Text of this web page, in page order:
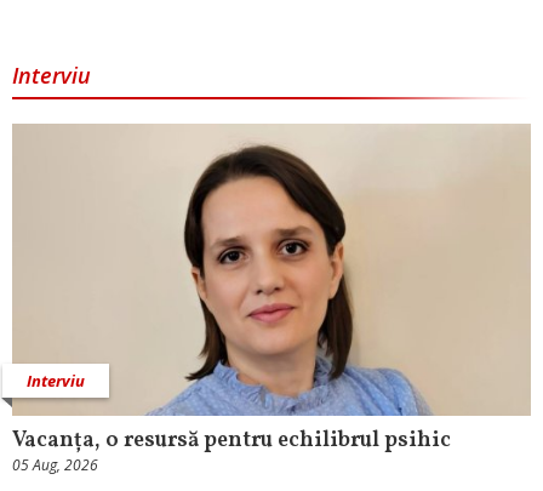
Interviu
Interviu
Vacanța, o resursă pentru echilibrul psihic
05 Aug, 2026